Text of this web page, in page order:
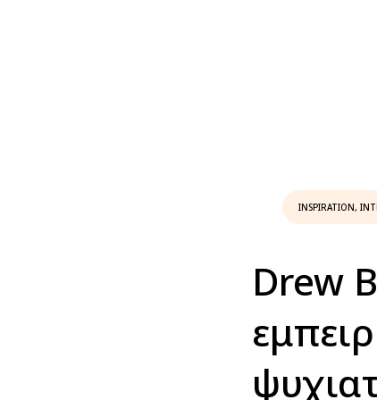
INSPIRATION,
Drew